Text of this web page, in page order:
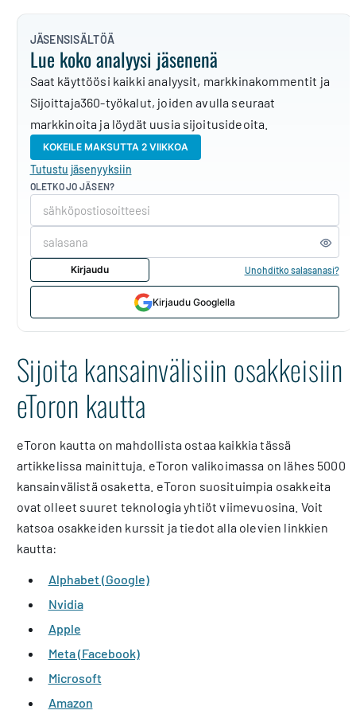
JÄSENSISÄLTÖÄ
Lue koko analyysi jäsenenä
Saat käyttöösi kaikki analyysit, markkinakommentit ja
Sijoittaja360-työkalut, joiden avulla seuraat
markkinoita ja löydät uusia sijoitusideoita.
KOKEILE MAKSUTTA 2 VIIKKOA
Tutustu jäsenyyksiin
OLETKO JO JÄSEN?
Kirjaudu Unohditko salasanasi?
Kirjaudu Googlella
Sijoita kansainvälisiin osakkeisiin
eToron kautta
eToron kautta on mahdollista ostaa kaikkia tässä
artikkelissa mainittuja. eToron valikoimassa on lähes 5000
kansainvälistä osaketta. eToron suosituimpia osakkeita
ovat olleet suuret teknologia yhtiöt viimevuosina. Voit
katsoa osakkeiden kurssit ja tiedot alla olevien linkkien
kautta:
Alphabet (Google)
Nvidia
Apple
Meta (Facebook)
Microsoft
Amazon